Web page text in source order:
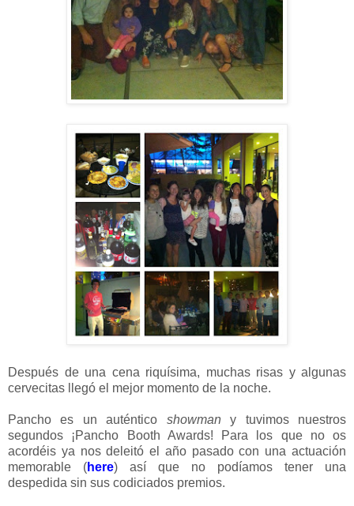
Después de una cena riquísima, muchas risas y algunas
cervecitas llegó el mejor momento de la noche.
Pancho es un auténtico showmany tuvimos nuestros
segundos ¡Pancho Booth Awards! Para los que no os
acordéis ya nos deleitó el año pasado con una actuación
memorable (here) así que no podíamos tener una
despedida sin sus codiciados premios.